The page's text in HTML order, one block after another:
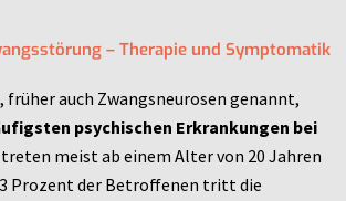
– Therapie und Symptomatik
früher auch Zwangsneurosen genannt,
psychischen Erkrankungen bei
treten meist ab einem Alter von 20 Jahren
Prozent der Betroffenen tritt die